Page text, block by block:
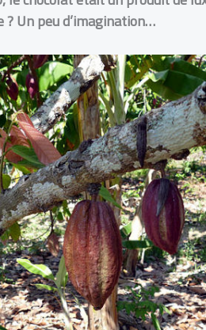
Un peu d’imagination…